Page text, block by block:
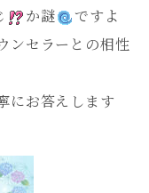
か謎
ですよ
ンセラーとの相性
にお答えします